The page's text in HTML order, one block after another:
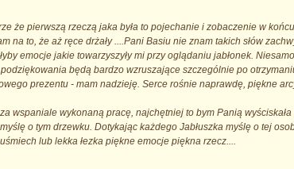
że pierwszą rzeczą jaka była to pojechanie i zobaczenie w
na to, że aż ręce drżały ....Pani Basiu nie znam takich słów
emocje jakie towarzyszyły mi przy oglądaniu jabłonek.
będą bardzo wzruszające szczególnie po
prezentu - mam nadzieję. Serce rośnie naprawdę, piękne
wspaniale wykonaną pracę, najchętniej to bym Panią
o tym drzewku. Dotykając każdego Jabłuszka myślę o tej
lub lekka łezka piękne emocje piękna rzecz....